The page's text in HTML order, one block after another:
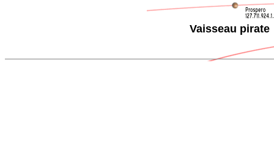
Vaisseau pirate